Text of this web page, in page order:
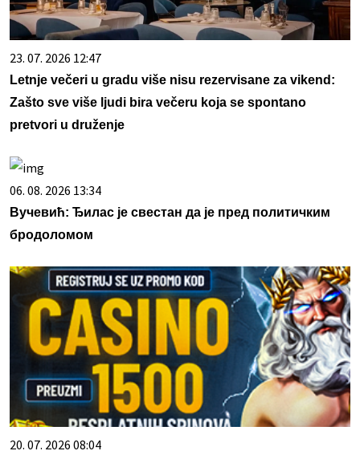
23. 07. 2026 12:47
Letnje večeri u gradu više nisu rezervisane za vikend:
Zašto sve više ljudi bira večeru koja se spontano
pretvori u druženje
06. 08. 2026 13:34
Вучевић: Ђилас је свестан да је пред политичким
бродоломом
20. 07. 2026 08:04